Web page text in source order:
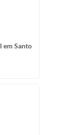
em Santo